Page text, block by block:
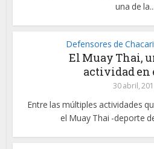
una de la...
Defensores de
El Muay Thai,
actividad en
30 abril,
Entre las múltiples actividades
el Muay Thai -deporte